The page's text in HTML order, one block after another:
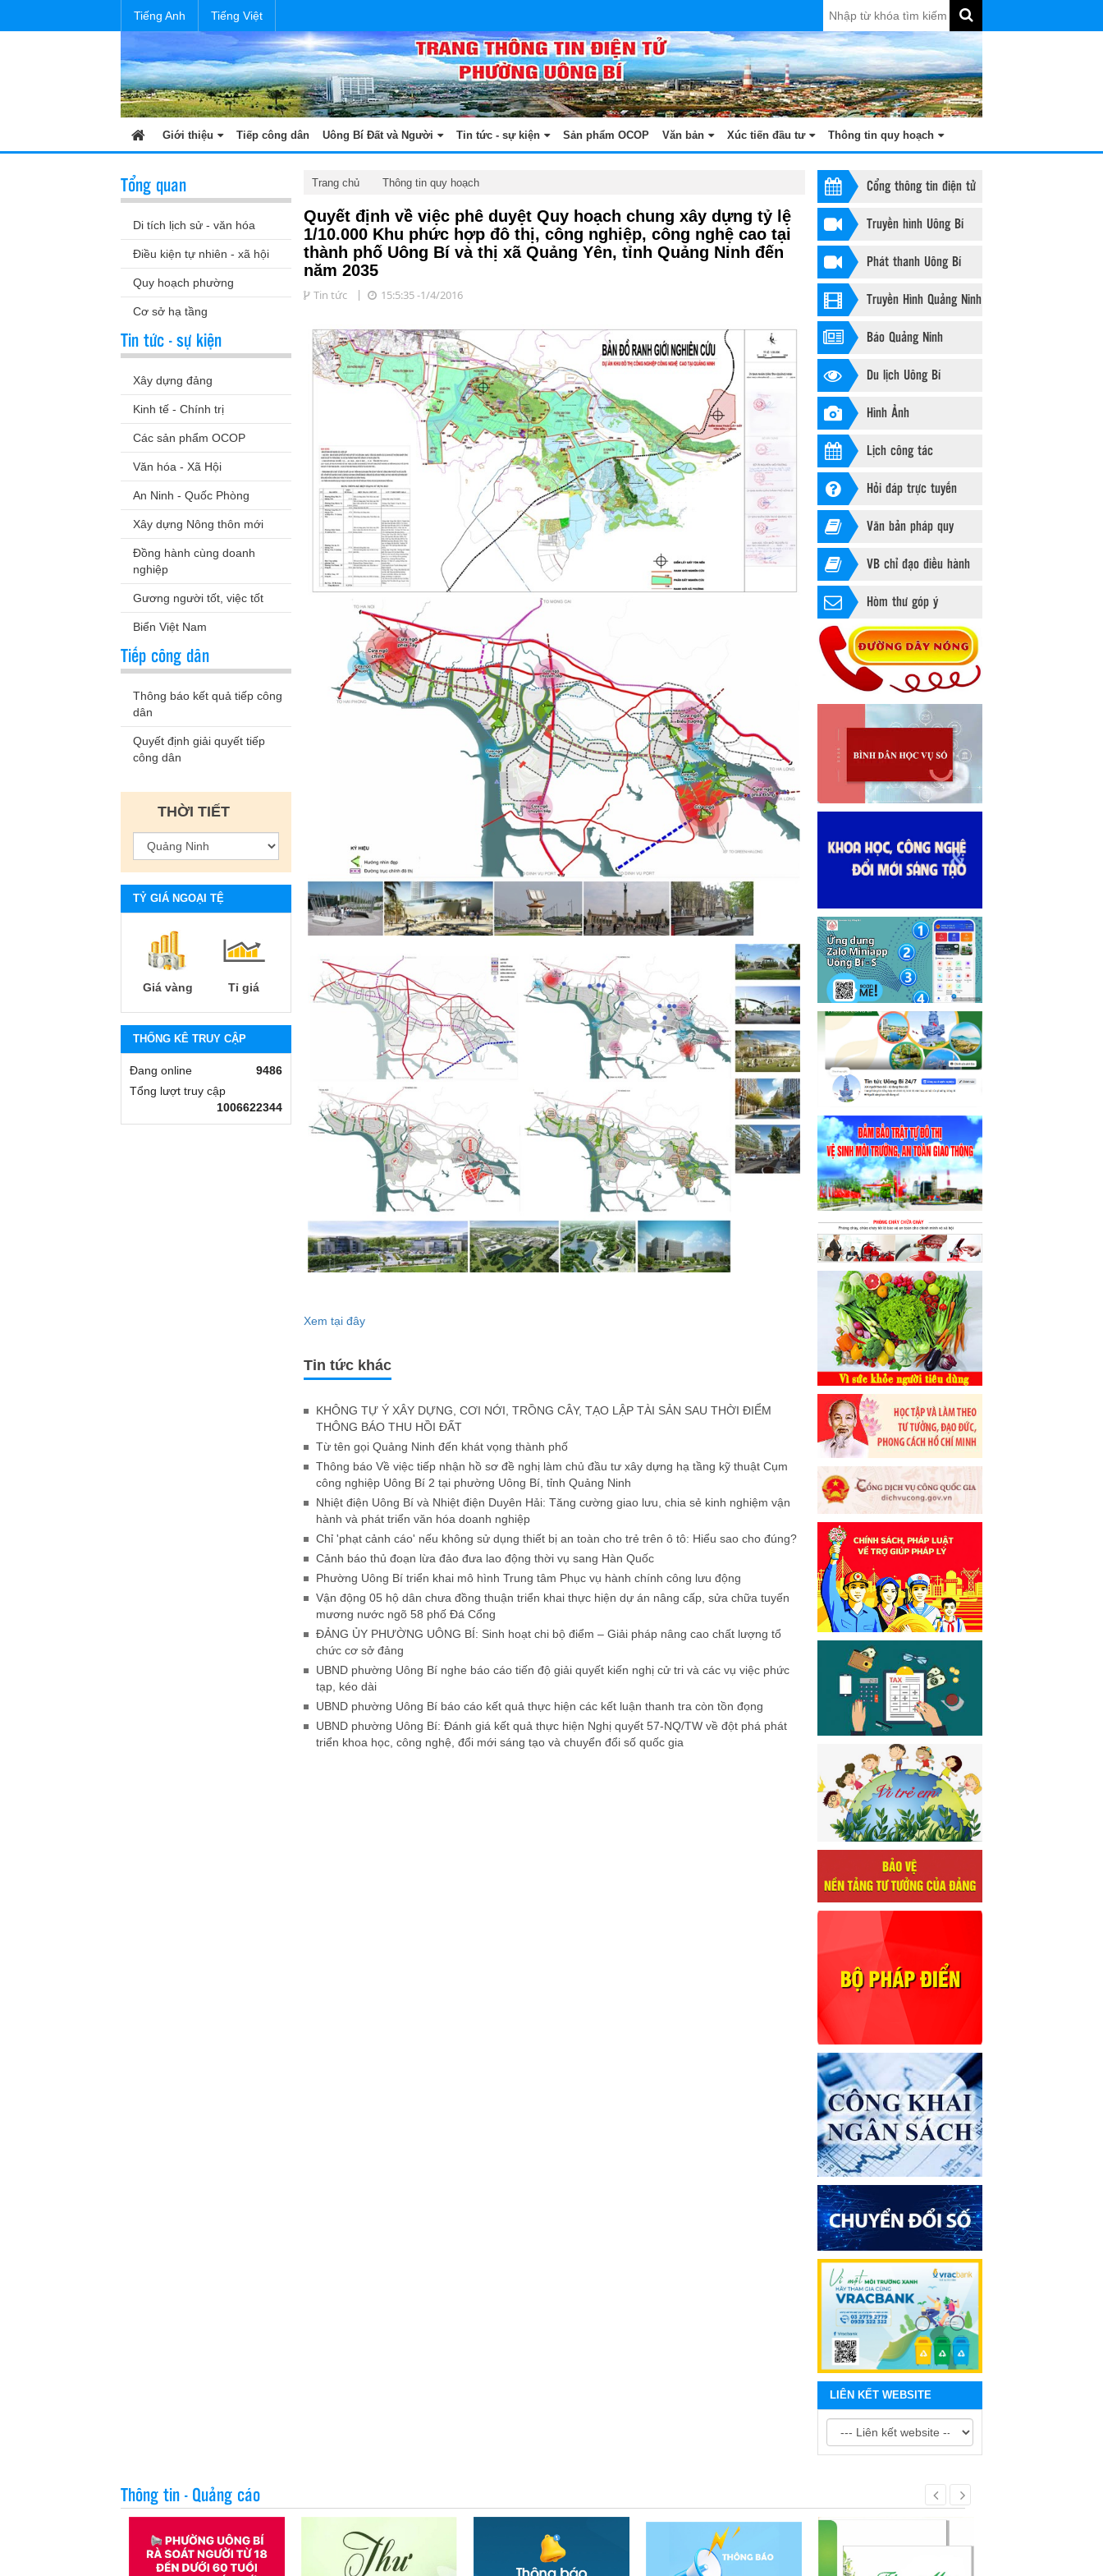
Tiếng Anh Tiếng Việt
Giới thiệu Tiếp công dân Uông Bí Đất và Người Tin tức - sự kiện Sản phẩm OCOP Văn bản Xúc tiến đầu tư Thông tin quy hoạch
Cổng thông tin điện tử
Truyền hình Uông Bí
Phát thanh Uông Bí
Truyền Hình Quảng Ninh
Báo Quảng Ninh
Du lịch Uông Bí
Hình Ảnh
Lịch công tác
Hỏi đáp trực tuyến
Văn bản pháp quy
VB chỉ đạo điều hành
Hòm thư góp ý
LIÊN KẾT WEBSITE
Trang chủ Thông tin quy hoạch
Quyết định về việc phê duyệt Quy hoạch chung xây dựng tỷ lệ
1/10.000 Khu phức hợp đô thị, công nghiệp, công nghệ cao tại
thành phố Uông Bí và thị xã Quảng Yên, tỉnh Quảng Ninh đến
năm 2035
Tin tức 15:5:35 -1/4/2016
Xem tại đây
Tin tức khác
KHÔNG TỰ Ý XÂY DỰNG, CƠI NỚI, TRỒNG CÂY, TẠO LẬP TÀI SẢN SAU THỜI ĐIỂM
THÔNG BÁO THU HỒI ĐẤT
Từ tên gọi Quảng Ninh đến khát vọng thành phố
Thông báo Về việc tiếp nhận hồ sơ đề nghị làm chủ đầu tư xây dựng hạ tầng kỹ thuật Cụm
công nghiệp Uông Bí 2 tại phường Uông Bí, tỉnh Quảng Ninh
Nhiệt điện Uông Bí và Nhiệt điện Duyên Hải: Tăng cường giao lưu, chia sẻ kinh nghiệm vận
hành và phát triển văn hóa doanh nghiệp
Chỉ 'phạt cảnh cáo' nếu không sử dụng thiết bị an toàn cho trẻ trên ô tô: Hiểu sao cho đúng?
Cảnh báo thủ đoạn lừa đảo đưa lao động thời vụ sang Hàn Quốc
Phường Uông Bí triển khai mô hình Trung tâm Phục vụ hành chính công lưu động
Vận động 05 hộ dân chưa đồng thuận triển khai thực hiện dự án nâng cấp, sửa chữa tuyến
mương nước ngõ 58 phố Đá Cổng
ĐẢNG ỦY PHƯỜNG UÔNG BÍ: Sinh hoạt chi bộ điểm – Giải pháp nâng cao chất lượng tổ
chức cơ sở đảng
UBND phường Uông Bí nghe báo cáo tiến độ giải quyết kiến nghị cử tri và các vụ việc phức
tạp, kéo dài
UBND phường Uông Bí báo cáo kết quả thực hiện các kết luận thanh tra còn tồn đọng
UBND phường Uông Bí: Đánh giá kết quả thực hiện Nghị quyết 57-NQ/TW về đột phá phát
triển khoa học, công nghệ, đổi mới sáng tạo và chuyển đổi số quốc gia
Tổng quan
Di tích lịch sử - văn hóa
Điều kiện tự nhiên - xã hội
Quy hoạch phường
Cơ sở hạ tầng
Tin tức - sự kiện
Xây dựng đảng
Kinh tế - Chính trị
Các sản phẩm OCOP
Văn hóa - Xã Hội
An Ninh - Quốc Phòng
Xây dựng Nông thôn mới
Đồng hành cùng doanh
nghiệp
Gương người tốt, việc tốt
Biển Việt Nam
Tiếp công dân
Thông báo kết quả tiếp công
dân
Quyết định giải quyết tiếp
công dân
THỜI TIẾT
TỶ GIÁ NGOẠI TỆ
Giá vàng Tỉ giá
THỐNG KÊ TRUY CẬP
Đang online
9486
Tổng lượt truy cập
1006622344
Thông tin - Quảng cáo